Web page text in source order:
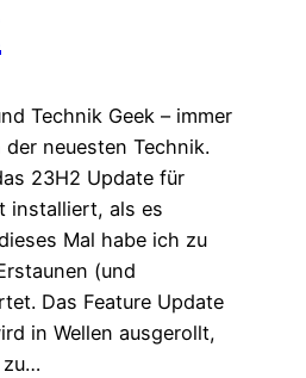
Technik Geek – immer
neuesten Technik.
23H2 Update für
installiert, als es
Mal habe ich zu
(und
Das Feature Update
in Wellen ausgerollt,
zu…